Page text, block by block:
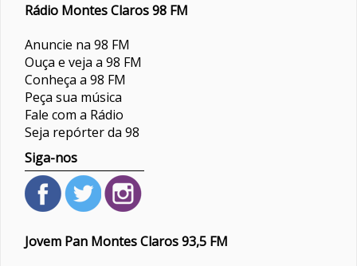
Rádio Montes Claros 98 FM
Anuncie na 98 FM
Ouça e veja a 98 FM
Conheça a 98 FM
Peça sua música
Fale com a Rádio
Seja repórter da 98
Siga-nos
Jovem Pan Montes Claros 93,5 FM